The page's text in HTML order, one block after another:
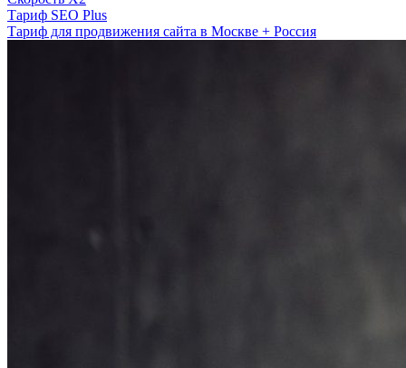
Тариф SEO Plus
Тариф для продвижения сайта в Москве + Россия